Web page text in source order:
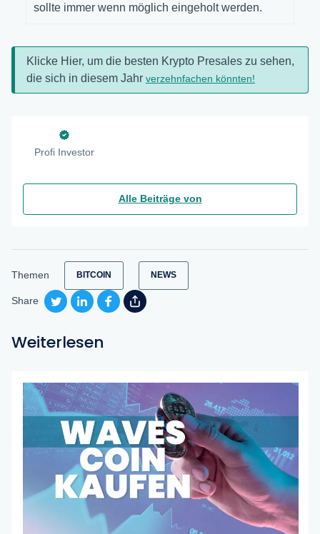
sollte immer wenn möglich eingeholt werden.
Klicke Hier, um die besten Krypto Presales zu sehen,
die sich in diesem Jahr verzehnfachen könnten!
Profi Investor
Alle Beiträge von
Themen BITCOIN NEWS
Share
Weiterlesen